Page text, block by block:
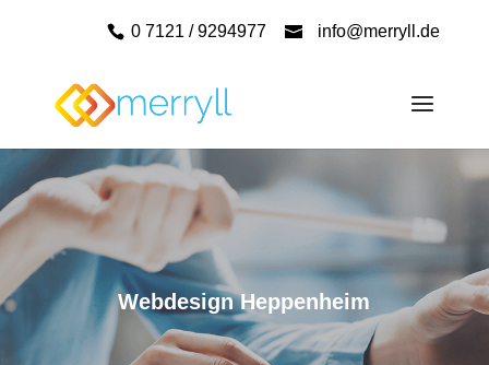
0 7121 / 9294977 info@merryll.de
Webdesign Heppenheim